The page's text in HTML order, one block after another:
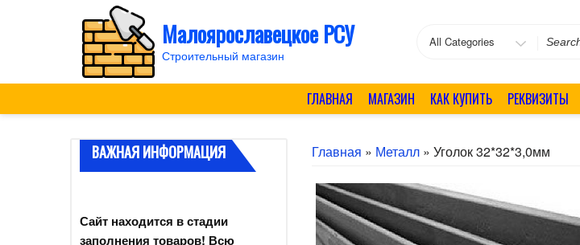
Малоярославецкое РСУ
Строительный магазин
Search
ГЛАВНАЯ МАГАЗИН КАК КУПИТЬ РЕКВИЗИТЫ
ВАЖНАЯ ИНФОРМАЦИЯ
Сайт находится в стадии
заполнения товаров! Всю
Главная » Металл » Уголок 32*32*3,0мм